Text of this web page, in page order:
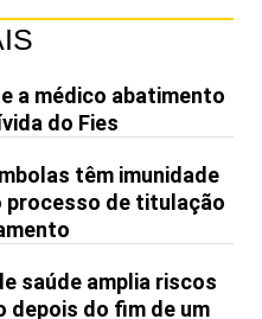
a médico abatimento
do Fies
têm imunidade
processo de titulação
saúde amplia riscos
depois do fim de um